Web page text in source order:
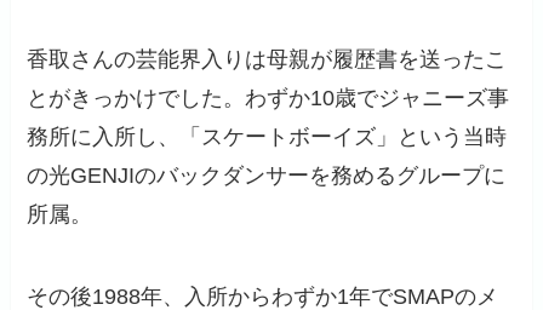
香取さんの芸能界入りは母親が履歴書を送ったこ
とがきっかけでした。わずか10歳でジャニーズ事
務所に入所し、「スケートボーイズ」という当時
の光GENJIのバックダンサーを務めるグループに
所属。
その後1988年、入所からわずか1年でSMAPのメ